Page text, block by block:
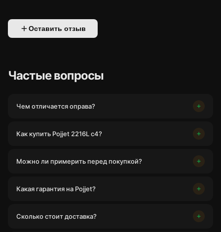
Оставить отзыв
Частые вопросы
Чем отличается оправа?
Как купить Pojjet 2216L c4?
Можно ли примерить перед покупкой?
Какая гарантия на Pojjet?
Сколько стоит доставка?